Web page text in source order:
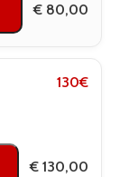
€ 80,00
130€
€ 130,00